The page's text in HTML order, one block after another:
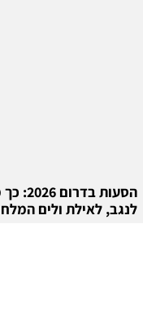
לנגב, לאילת ולים המלח